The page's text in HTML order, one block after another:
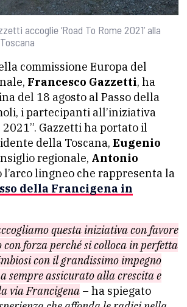
accoglie ‘Road To Rome 2021’ alla
commissione Europa del
Francesco Gazzetti, ha
del 18 agosto al Passo della
i partecipanti all’iniziativa
2021”. Gazzetti ha portato il
della Toscana, Eugenio
regionale, Antonio
l’arco lingneo che rappresenta la
della Francigena in
questa iniziativa con favore
forza perché si colloca in perfetta
con il grandissimo impegno
sempre assicurato alla crescita e
via Francigena – ha spiegato